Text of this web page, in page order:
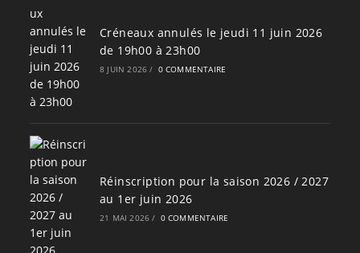
Créneaux annulés le jeudi 11 juin 2026
de 19h00 à 23h00
8 JUIN 2026 / 0 COMMENTAIRE
Réinscription pour la saison 2026 / 2027
au 1er juin 2026
21 MAI 2026 / 0 COMMENTAIRE